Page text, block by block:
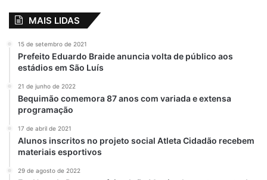
MAIS LIDAS
15 de setembro de 2021
Prefeito Eduardo Braide anuncia volta de público aos
estádios em São Luís
21 de junho de 2022
Bequimão comemora 87 anos com variada e extensa
programação
17 de abril de 2021
Alunos inscritos no projeto social Atleta Cidadão recebem
materiais esportivos
29 de agosto de 2022